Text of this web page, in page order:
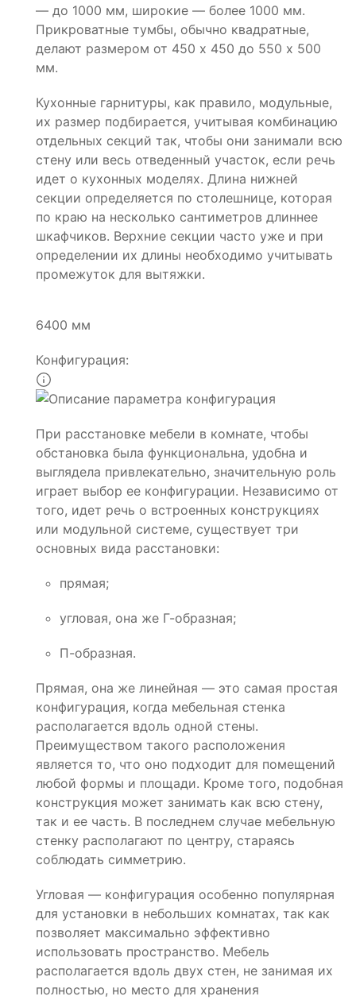
— до 1000 мм, широкие — более 1000 мм.
Прикроватные тумбы, обычно квадратные,
делают размером от 450 х 450 до 550 х 500
мм.
Кухонные гарнитуры, как правило, модульные,
их размер подбирается, учитывая комбинацию
отдельных секций так, чтобы они занимали всю
стену или весь отведенный участок, если речь
идет о кухонных моделях. Длина нижней
секции определяется по столешнице, которая
по краю на несколько сантиметров длиннее
шкафчиков. Верхние секции часто уже и при
определении их длины необходимо учитывать
промежуток для вытяжки.
6400 мм
Конфигурация:
При расстановке мебели в комнате, чтобы
обстановка была функциональна, удобна и
выглядела привлекательно, значительную роль
играет выбор ее конфигурации. Независимо от
того, идет речь о встроенных конструкциях
или модульной системе, существует три
основных вида расстановки:
прямая;
угловая, она же Г-образная;
П-образная.
Прямая, она же линейная — это самая простая
конфигурация, когда мебельная стенка
располагается вдоль одной стены.
Преимуществом такого расположения
является то, что оно подходит для помещений
любой формы и площади. Кроме того, подобная
конструкция может занимать как всю стену,
так и ее часть. В последнем случае мебельную
стенку располагают по центру, стараясь
соблюдать симметрию.
Угловая — конфигурация особенно популярная
для установки в небольших комнатах, так как
позволяет максимально эффективно
использовать пространство. Мебель
располагается вдоль двух стен, не занимая их
полностью, но место для хранения